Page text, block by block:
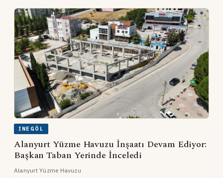
İNEGÖL
Alanyurt Yüzme Havuzu İnşaatı Devam Ediyor:
Başkan Taban Yerinde İnceledi
Alanyurt Yüzme Havuzu